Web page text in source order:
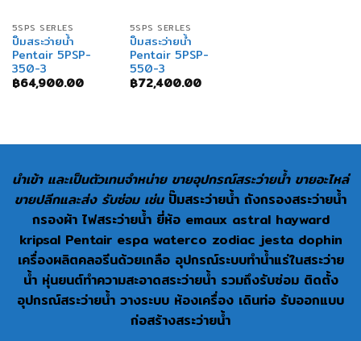
5SPS SERLES
ปั๊มสระว่ายน้ำ
Pentair 5PSP-
350-3
฿64,900.00
5SPS SERLES
ปั๊มสระว่ายน้ำ
Pentair 5PSP-
550-3
฿72,400.00
นำเข้า และเป็นตัวเทนจำหน่าย ขายอุปกรณ์สระว่ายน้ำ ขายอะไหล่
ขายปลีกและส่ง รับซ่อม เช่น ปั๊มสระว่ายน้ำ ถังกรองสระว่ายน้ำ
กรองผ้า ไฟสระว่ายน้ำ ยี่ห้อ emaux astral hayward
kripsal Pentair espa waterco zodiac jesta dophin
เครื่องผลิตคลอรีนด้วยเกลือ อุปกรณ์ระบบทำน้ำแร่ในสระว่าย
น้ำ หุ่นยนต์ทำความสะอาดสระว่ายน้ำ รวมถึงรับซ่อม ติดตั้ง
อุปกรณ์สระว่ายน้ำ วางระบบ ห้องเครื่อง เดินท่อ รับออกแบบ
ก่อสร้างสระว่ายน้ำ